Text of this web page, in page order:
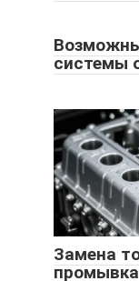
системы
Замена